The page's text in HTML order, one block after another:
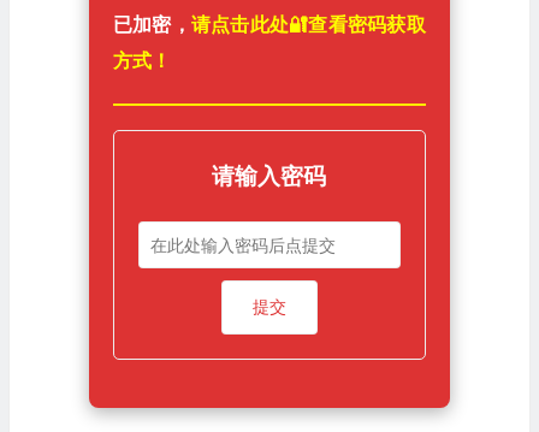
已加密， 请点击此处🔐️查看密码获取
方式！
请输入密码